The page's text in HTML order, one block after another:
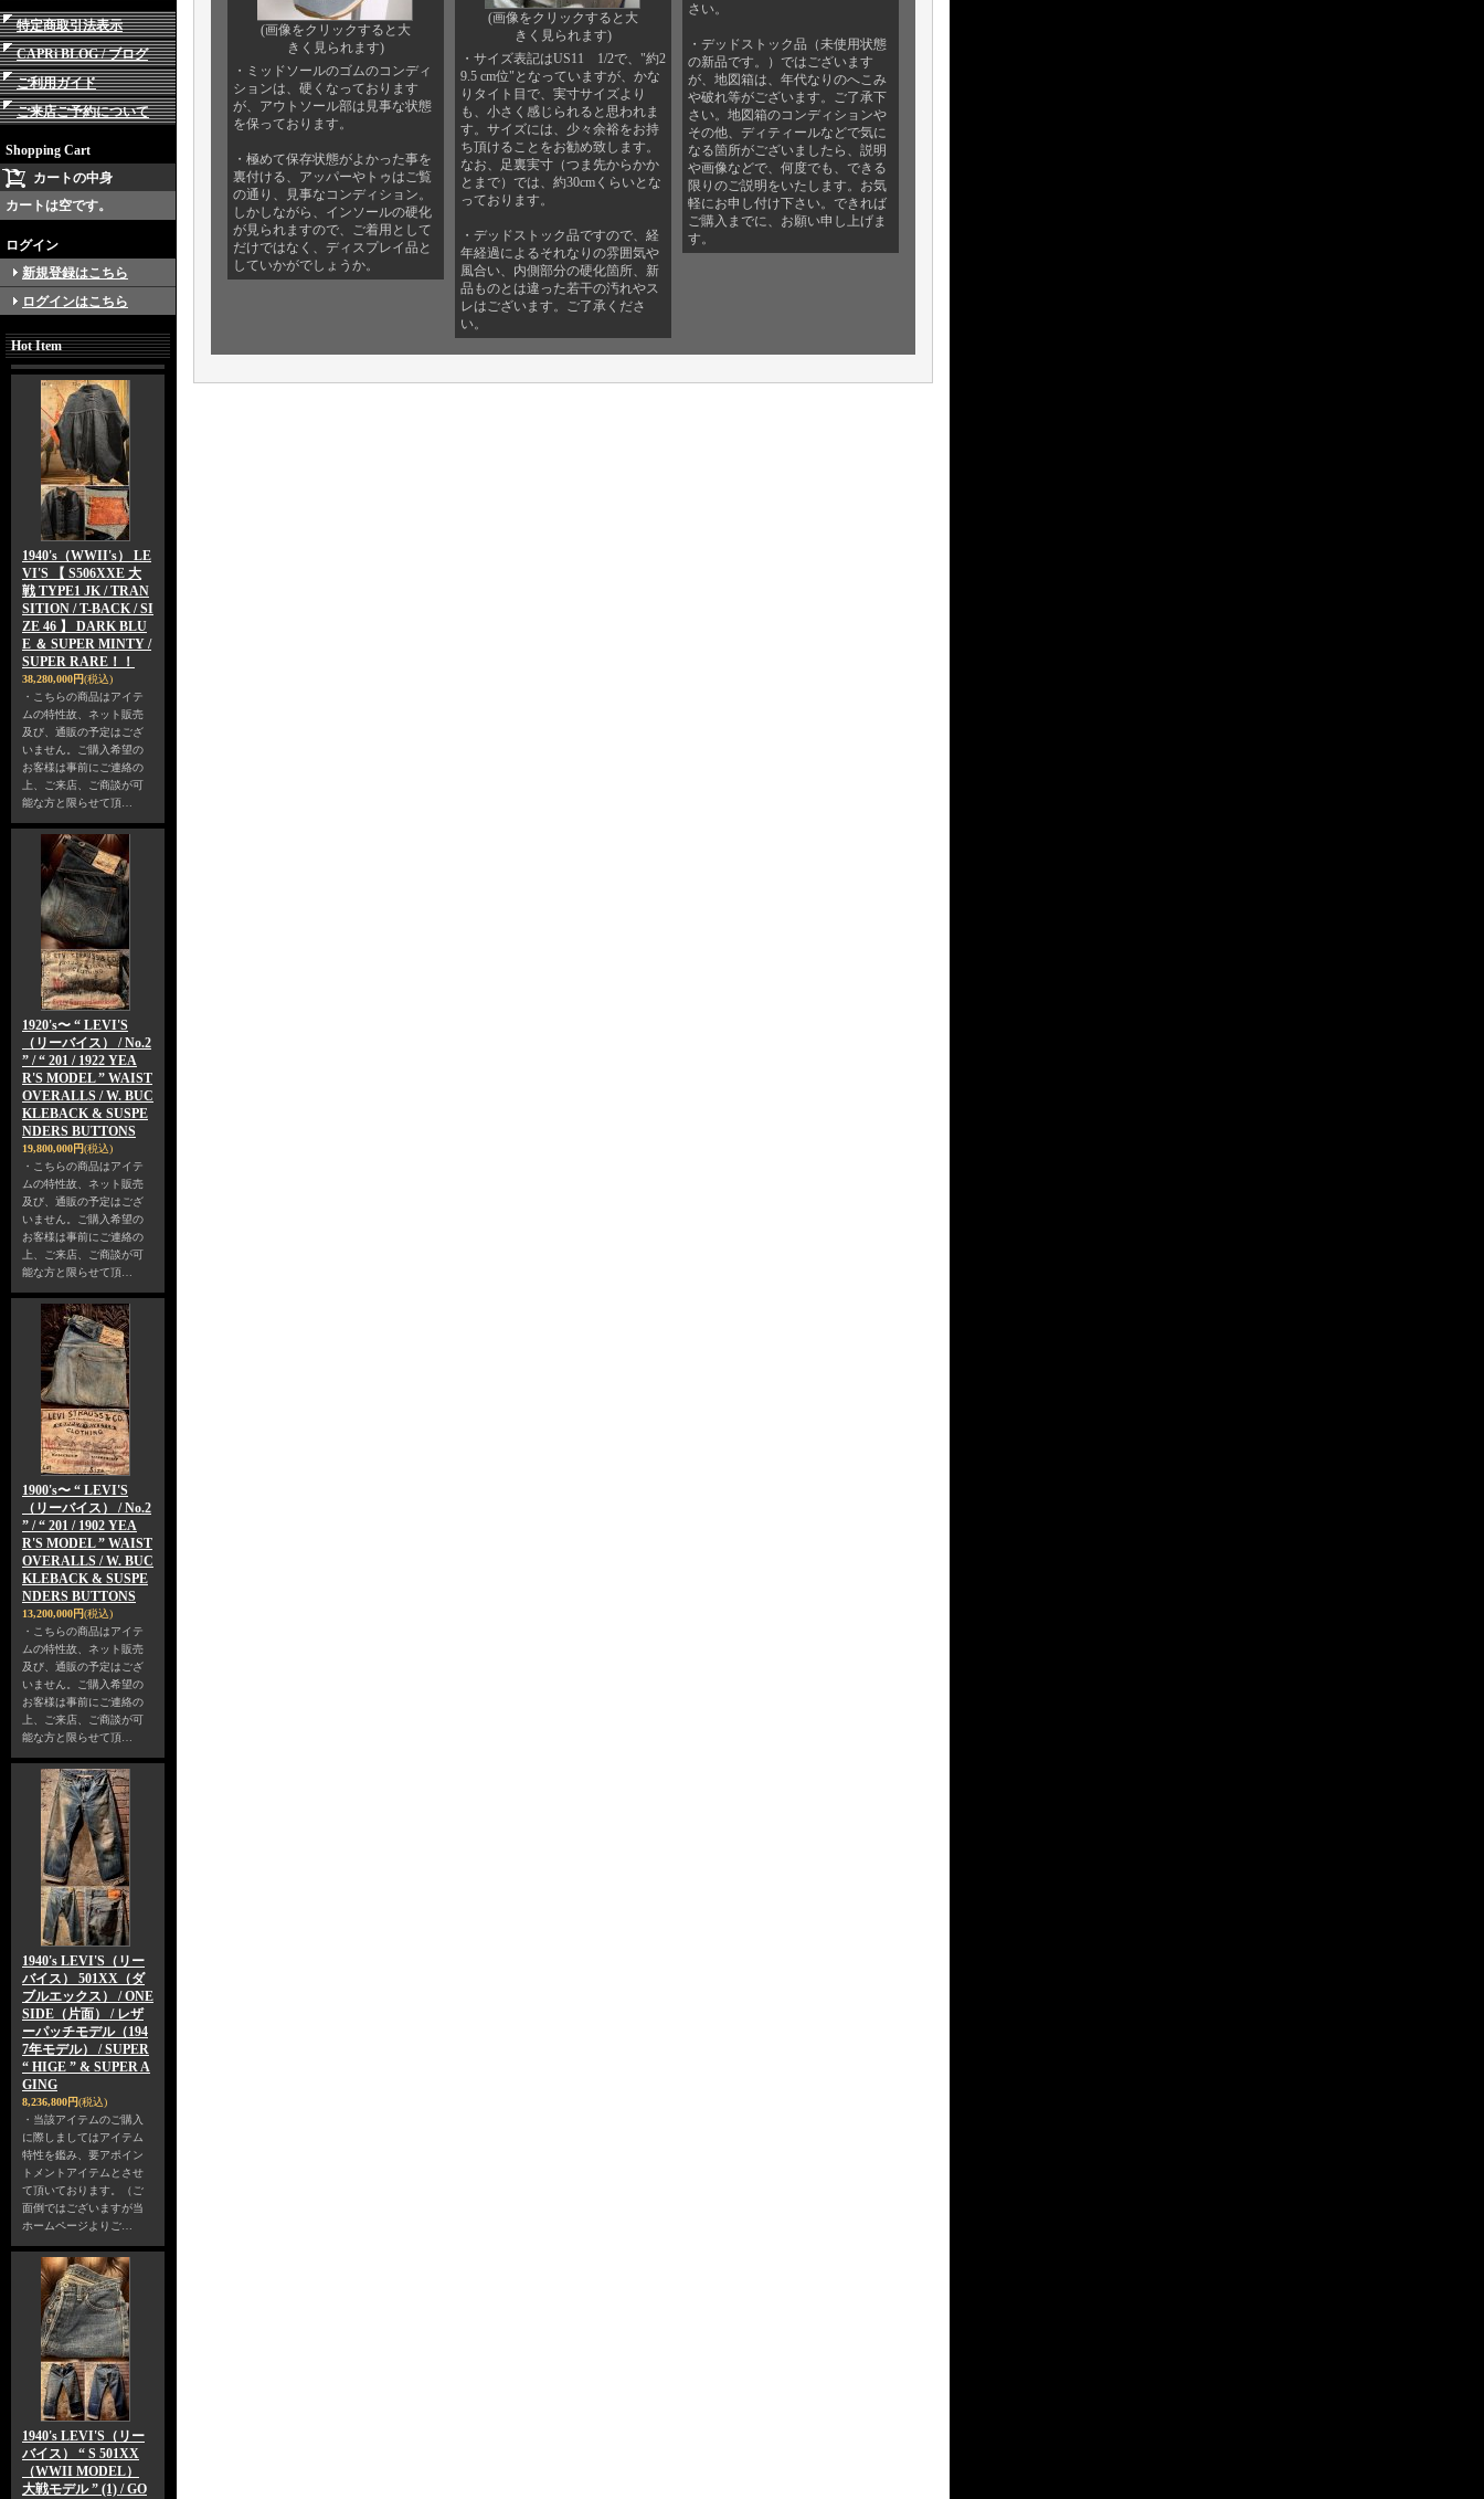
特定商取引法表示
CAPRi BLOG / ブログ
ご利用ガイド
ご来店ご予約について
Shopping Cart
カートの中身
カートは空です。
ログイン
新規登録はこちら
ログインはこちら
Hot Item
1940's（WWII's） LE
VI'S 【 S506XXE 大
戦 TYPE1 JK / TRAN
SITION / T-BACK / SI
ZE 46 】 DARK BLU
E ＆ SUPER MINTY /
SUPER RARE！！
38,280,000円(税込)
・こちらの商品はアイテ
ムの特性故、ネット販売
及び、通販の予定はござ
いません。ご購入希望の
お客様は事前にご連絡の
上、ご来店、ご商談が可
能な方と限らせて頂…
1920's〜 “ LEVI'S
（リーバイス） / No.2
” / “ 201 / 1922 YEA
R'S MODEL ” WAIST
OVERALLS / W. BUC
KLEBACK & SUSPE
NDERS BUTTONS
19,800,000円(税込)
・こちらの商品はアイテ
ムの特性故、ネット販売
及び、通販の予定はござ
いません。ご購入希望の
お客様は事前にご連絡の
上、ご来店、ご商談が可
能な方と限らせて頂…
1900's〜 “ LEVI'S
（リーバイス） / No.2
” / “ 201 / 1902 YEA
R'S MODEL ” WAIST
OVERALLS / W. BUC
KLEBACK & SUSPE
NDERS BUTTONS
13,200,000円(税込)
・こちらの商品はアイテ
ムの特性故、ネット販売
及び、通販の予定はござ
いません。ご購入希望の
お客様は事前にご連絡の
上、ご来店、ご商談が可
能な方と限らせて頂…
1940's LEVI'S（リー
バイス） 501XX（ダ
ブルエックス） / ONE
SIDE（片面） / レザ
ーパッチモデル（194
7年モデル） / SUPER
“ HIGE ” & SUPER A
GING
8,236,800円(税込)
・当該アイテムのご購入
に際しましてはアイテム
特性を鑑み、要アポイン
トメントアイテムとさせ
て頂いております。（ご
面倒ではございますが当
ホームページよりご…
1940's LEVI'S（リー
バイス） “ S 501XX
（WWII MODEL）
大戦モデル ” (1) / GO
(画像をクリックすると大
きく見られます)
・ミッドソールのゴムのコンディ
ションは、硬くなっております
が、アウトソール部は見事な状態
を保っております。
・極めて保存状態がよかった事を
裏付ける、アッパーやトゥはご覧
の通り、見事なコンディション。
しかしながら、インソールの硬化
が見られますので、ご着用として
だけではなく、ディスプレイ品と
していかがでしょうか。
(画像をクリックすると大
きく見られます)
・サイズ表記はUS11 1/2で、"約2
9.5 cm位"となっていますが、かな
りタイト目で、実寸サイズより
も、小さく感じられると思われま
す。サイズには、少々余裕をお持
ち頂けることをお勧め致します。
なお、足裏実寸（つま先からかか
とまで）では、約30cmくらいとな
っております。
・デッドストック品ですので、経
年経過によるそれなりの雰囲気や
風合い、内側部分の硬化箇所、新
品ものとは違った若干の汚れやス
レはございます。ご了承くださ
い。
さい。
・デッドストック品（未使用状態
の新品です。）ではございます
が、地図箱は、年代なりのへこみ
や破れ等がございます。ご了承下
さい。地図箱のコンディションや
その他、ディティールなどで気に
なる箇所がございましたら、説明
や画像などで、何度でも、できる
限りのご説明をいたします。お気
軽にお申し付け下さい。できれば
ご購入までに、お願い申し上げま
す。